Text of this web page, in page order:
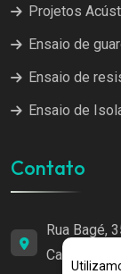
Projetos
Ensaio de
Ensaio de
Ensaio de
Contato
Rua Bagé,
Canoas/RS